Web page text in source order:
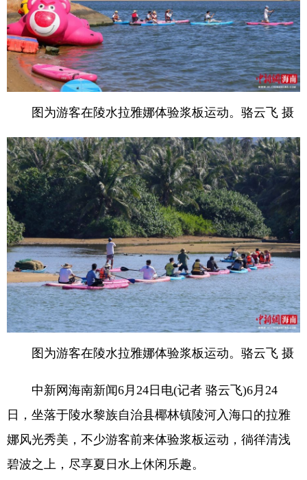
图为游客在陵水拉雅娜体验浆板运动。骆云飞 摄
图为游客在陵水拉雅娜体验浆板运动。骆云飞 摄
中新网海南新闻6月24日电(记者 骆云飞)6月24
日，坐落于陵水黎族自治县椰林镇陵河入海口的拉雅
娜风光秀美，不少游客前来体验浆板运动，徜徉清浅
碧波之上，尽享夏日水上休闲乐趣。